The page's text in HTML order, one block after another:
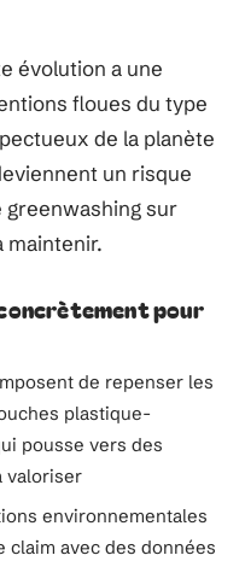
évolution a une
floues du type
de la planète
un risque
sur
maintenir.
concrètement pour
de repenser les
plastique-
pousse vers des
valoriser
environnementales
claim avec des données